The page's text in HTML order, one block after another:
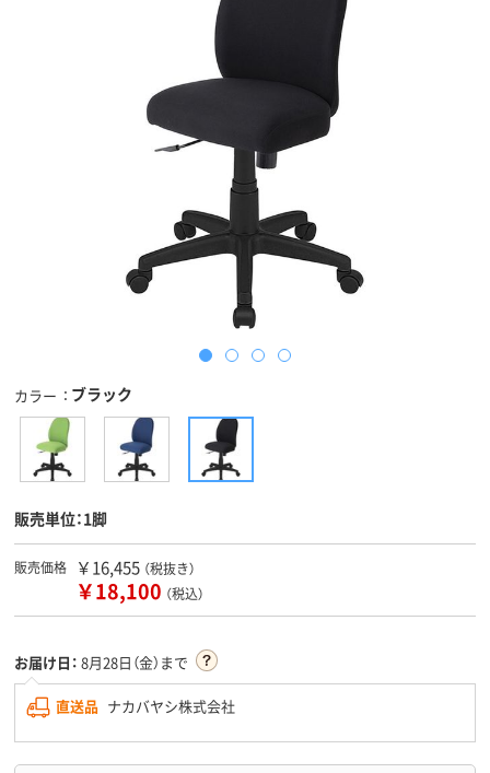
カラー ブラック
販売単位：1脚
販売価格 ￥16,455 （税抜き）
￥18,100 （税込）
お届け日： 8月28日（金）まで
直送品 ナカバヤシ株式会社